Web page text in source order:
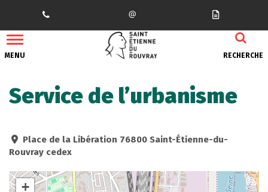
MENU RECHERCHE
Service de l’urbanisme
Place de la Libération 76800 Saint-Étienne-du-
Rouvray cedex
+